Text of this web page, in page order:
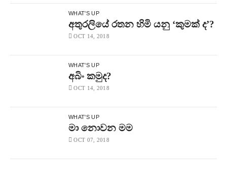
WHAT'S UP
අතුරලියේ රතන හිමි යනු ‘කුමක් ද’?
OCT 14, 2018
WHAT'S UP
අබිං කමුද?
OCT 14, 2018
WHAT'S UP
මා නොවන මම
OCT 07, 2018